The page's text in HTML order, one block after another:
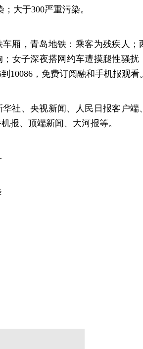
大于300严重污染。
厢，青岛地铁：乘客为残疾人；
；女子深夜搭网约车遭摸腿性骚
10086，免费订阅融和手机报观看
社、央视新闻、人民日报客户端
报、顶端新闻、大河报等。